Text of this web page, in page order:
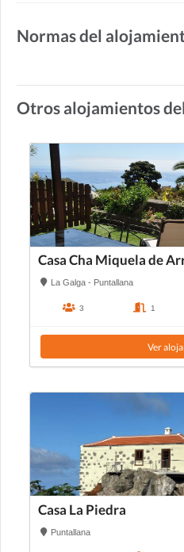
Normas del
Otros alojamientos
Casa Cha Miquela de
La Galga - Puntallana
3 1
Ver
Casa La Piedra
Puntallana